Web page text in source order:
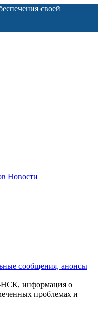
своей
Новости
сообщения, анонсы
информация о
проблемах и